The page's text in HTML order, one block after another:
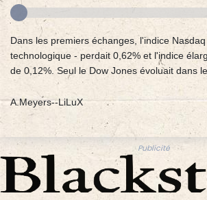
Dans les premiers échanges, l'indice
technologique - perdait 0,62% et l'indice
de 0,12%. Seul le Dow Jones évoluait dans
A.Meyers--LiLuX
Publicité